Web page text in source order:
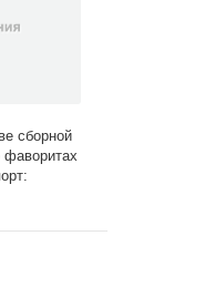
сборной
фаворитах